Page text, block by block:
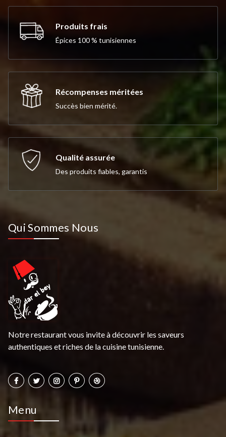
Produits frais
Épices 100 % tunisiennes
Récompenses méritées
Succès bien mérité.
Qualité assurée
Des produits fiables, garantis
Qui Sommes Nous
Notre restaurant vous invite à découvrir les saveurs
authentiques et riches de la cuisine tunisienne.
Menu